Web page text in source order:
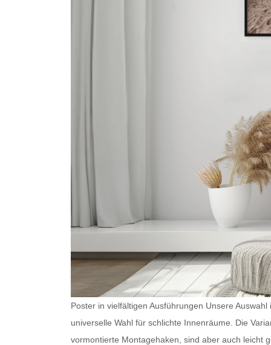
Poster in vielfältigen Ausführungen Unsere
universelle Wahl für schlichte Innenräume. Die
vormontierte Montagehaken, sind aber auch leicht